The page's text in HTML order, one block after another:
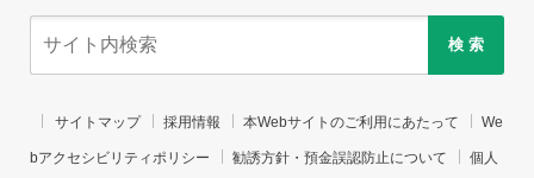
検 索
サイトマップ 採用情報 本Webサイトのご利用にあたって We
bアクセシビリティポリシー 勧誘方針・預金誤認防止について 個人